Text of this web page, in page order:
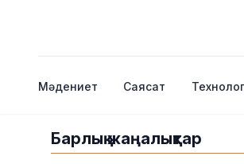
Мәдениет Саясат
Барлық жаңалықтар